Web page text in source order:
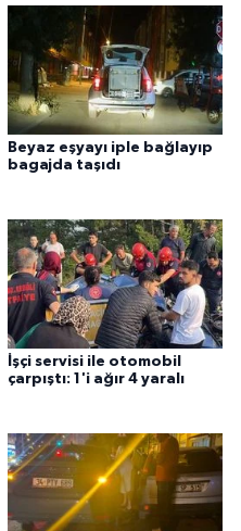
Beyaz eşyayı iple bağlayıp
bagajda taşıdı
İşçi servisi ile otomobil
çarpıştı: 1'i ağır 4 yaralı